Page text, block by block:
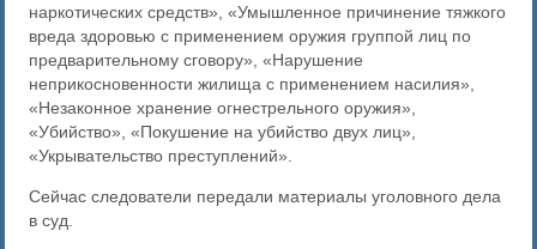
наркотических средств», «Умышленное причинение тяжкого
вреда здоровью с применением оружия группой лиц по
предварительному сговору», «Нарушение
неприкосновенности жилища с применением насилия»,
«Незаконное хранение огнестрельного оружия»,
«Убийство», «Покушение на убийство двух лиц»,
«Укрывательство преступлений».
Сейчас следователи передали материалы уголовного дела
в суд.